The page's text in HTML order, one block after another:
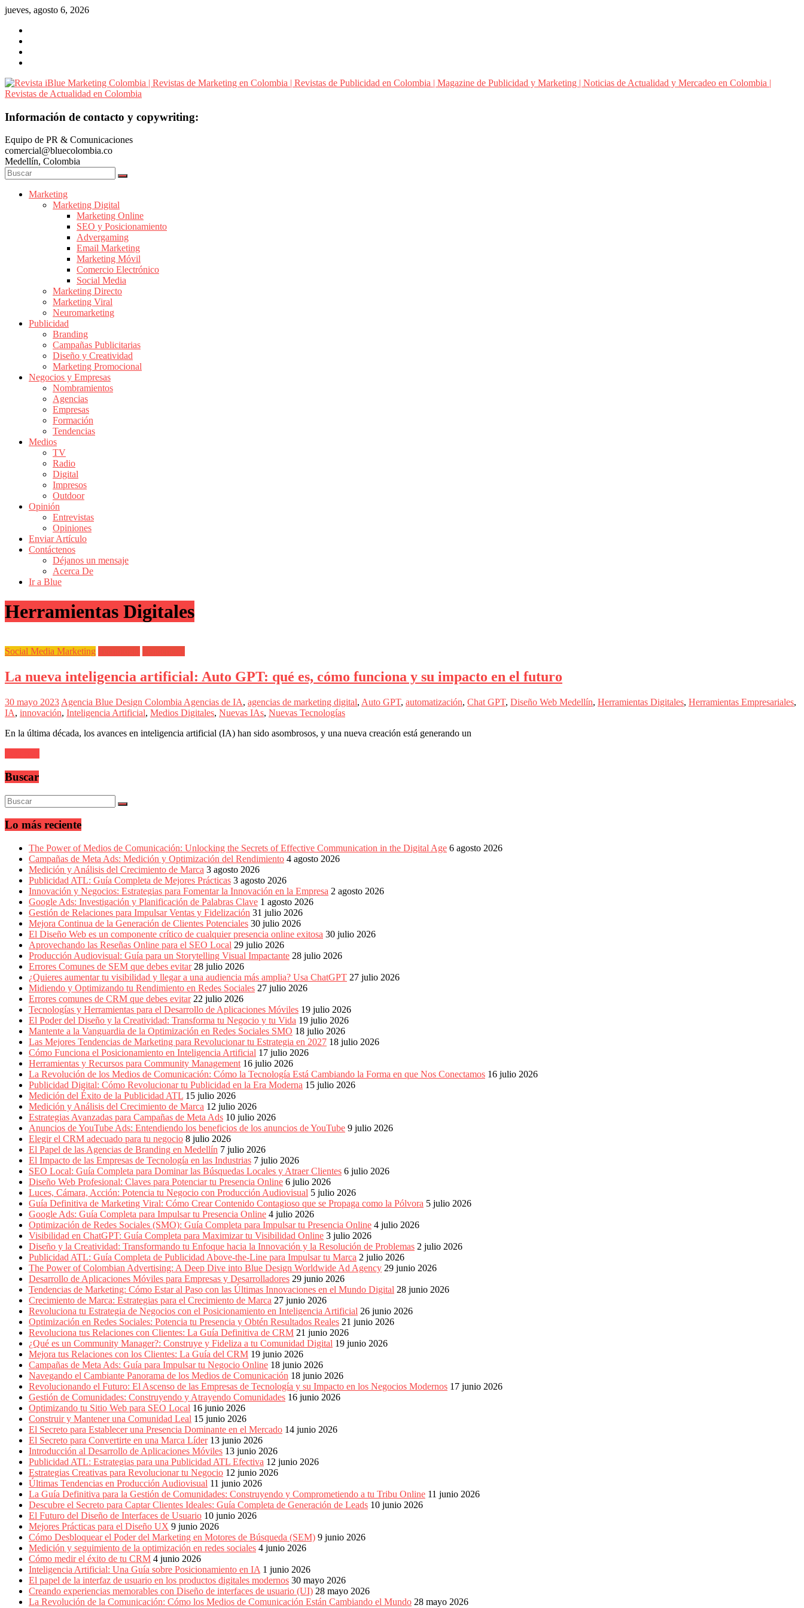
Saltar
contenido
jueves, agosto 6, 2026
Revista
Marketing
Colombia
|
Revistas
Marketing
Publicidad
Colombia
Magazine
Publicidad
Marketing
Noticias
Actualidad
Mercadeo
Colombia
Revistas
Actualidad
Colombia
Revista
iBlue
Marketing
de
Mercadeo
y
Medios
de
la
Agencia
Blue
Design
Colombia
y
sus
filiales
en
Latina
Una
mirada
estratégica
versátil
Marketing
LATAM
Bitácora
social
Mercadeo
Interactivo,
Medios,
Publicidad,
Marketing,
Campañas
Publicitarias,
Agencias,
Empresas,
Negocios,
Tendencias,
Trendings,
Dinero,
Economía,
Diseño
Web,
Móviles,
Estrategias
Digitales,
Estrategias
Publicitarias,
Alianzas,
Clientes,
Innovación,
Tecnología,
Noticias,
Artículos,
Gente,
Contenidos
Calidad,
Eventos
Marketing,
Mercadotecnia,
Eventos
Publicitarios,
Colecciónes,
Marcas,
Insigns,
Radio,
Creatividad,
SEO,
SEM,
Free
Press,
RRPP,
Spots,
Comerciales,
Periodismo,
Revistas,
Magazines
ATL,
BTL,
Periódicos
Información de contacto y copywriting:
Equipo de PR & Comunicaciones
comercial@bluecolombia.co
Medellín, Colombia
Marketing
Marketing Digital
Marketing Online
SEO y Posicionamiento
Advergaming
Email Marketing
Marketing Móvil
Comercio Electrónico
Social Media
Marketing Directo
Marketing Viral
Neuromarketing
Publicidad
Branding
Campañas Publicitarias
Diseño y Creatividad
Marketing Promocional
Negocios y Empresas
Nombramientos
Agencias
Empresas
Formación
Tendencias
Medios
TV
Radio
Digital
Impresos
Outdoor
Opinión
Entrevistas
Opiniones
Enviar Artículo
Contáctenos
Déjanos un mensaje
Acerca De
Ir a Blue
Herramientas Digitales
Social Media Marketing
La nueva inteligencia artificial: Auto GPT: qué es, cómo funciona y su impacto en el futuro
30 mayo 2023 Agencia Blue Design Colombia Agencias de IA, agencias de marketing digital, Auto GPT, automatización, Chat GPT, Diseño Web Medellín, Herramientas Digitales, Herramientas Empresariales,
IA, innovación, Inteligencia Artificial, Medios Digitales, Nuevas IAs, Nuevas Tecnologías
En la última década, los avances en inteligencia artificial (IA) han sido asombrosos, y una nueva creación está generando un
Buscar
Lo más reciente
The Power of Medios de Comunicación: Unlocking the Secrets of Effective Communication in the Digital Age 6 agosto 2026
Campañas de Meta Ads: Medición y Optimización del Rendimiento 4 agosto 2026
Medición y Análisis del Crecimiento de Marca 3 agosto 2026
Publicidad ATL: Guía Completa de Mejores Prácticas 3 agosto 2026
Innovación y Negocios: Estrategias para Fomentar la Innovación en la Empresa 2 agosto 2026
Google Ads: Investigación y Planificación de Palabras Clave 1 agosto 2026
Gestión de Relaciones para Impulsar Ventas y Fidelización 31 julio 2026
Mejora Continua de la Generación de Clientes Potenciales 30 julio 2026
El Diseño Web es un componente crítico de cualquier presencia online exitosa 30 julio 2026
Aprovechando las Reseñas Online para el SEO Local 29 julio 2026
Producción Audiovisual: Guía para un Storytelling Visual Impactante 28 julio 2026
Errores Comunes de SEM que debes evitar 28 julio 2026
¿Quieres aumentar tu visibilidad y llegar a una audiencia más amplia? Usa ChatGPT 27 julio 2026
Midiendo y Optimizando tu Rendimiento en Redes Sociales 27 julio 2026
Errores comunes de CRM que debes evitar 22 julio 2026
Tecnologías y Herramientas para el Desarrollo de Aplicaciones Móviles 19 julio 2026
El Poder del Diseño y la Creatividad: Transforma tu Negocio y tu Vida 19 julio 2026
Mantente a la Vanguardia de la Optimización en Redes Sociales SMO 18 julio 2026
Las Mejores Tendencias de Marketing para Revolucionar tu Estrategia en 2027 18 julio 2026
Cómo Funciona el Posicionamiento en Inteligencia Artificial 17 julio 2026
Herramientas y Recursos para Community Management 16 julio 2026
La Revolución de los Medios de Comunicación: Cómo la Tecnología Está Cambiando la Forma en que Nos Conectamos 16 julio 2026
Publicidad Digital: Cómo Revolucionar tu Publicidad en la Era Moderna 15 julio 2026
Medición del Éxito de la Publicidad ATL 15 julio 2026
Medición y Análisis del Crecimiento de Marca 12 julio 2026
Estrategias Avanzadas para Campañas de Meta Ads 10 julio 2026
Anuncios de YouTube Ads: Entendiendo los beneficios de los anuncios de YouTube 9 julio 2026
Elegir el CRM adecuado para tu negocio 8 julio 2026
El Papel de las Agencias de Branding en Medellín 7 julio 2026
El Impacto de las Empresas de Tecnología en las Industrias 7 julio 2026
SEO Local: Guía Completa para Dominar las Búsquedas Locales y Atraer Clientes 6 julio 2026
Diseño Web Profesional: Claves para Potenciar tu Presencia Online 6 julio 2026
Luces, Cámara, Acción: Potencia tu Negocio con Producción Audiovisual 5 julio 2026
Guía Definitiva de Marketing Viral: Cómo Crear Contenido Contagioso que se Propaga como la Pólvora 5 julio 2026
Google Ads: Guía Completa para Impulsar tu Presencia Online 4 julio 2026
Optimización de Redes Sociales (SMO): Guía Completa para Impulsar tu Presencia Online 4 julio 2026
Visibilidad en ChatGPT: Guía Completa para Maximizar tu Visibilidad Online 3 julio 2026
Diseño y la Creatividad: Transformando tu Enfoque hacia la Innovación y la Resolución de Problemas 2 julio 2026
Publicidad ATL: Guía Completa de Publicidad Above-the-Line para Impulsar tu Marca 2 julio 2026
The Power of Colombian Advertising: A Deep Dive into Blue Design Worldwide Ad Agency 29 junio 2026
Desarrollo de Aplicaciones Móviles para Empresas y Desarrolladores 29 junio 2026
Tendencias de Marketing: Cómo Estar al Paso con las Últimas Innovaciones en el Mundo Digital 28 junio 2026
Crecimiento de Marca: Estrategias para el Crecimiento de Marca 27 junio 2026
Revoluciona tu Estrategia de Negocios con el Posicionamiento en Inteligencia Artificial 26 junio 2026
Optimización en Redes Sociales: Potencia tu Presencia y Obtén Resultados Reales 21 junio 2026
Revoluciona tus Relaciones con Clientes: La Guía Definitiva de CRM 21 junio 2026
¿Qué es un Community Manager?: Construye y Fideliza a tu Comunidad Digital 19 junio 2026
Mejora tus Relaciones con los Clientes: La Guía del CRM 19 junio 2026
Campañas de Meta Ads: Guía para Impulsar tu Negocio Online 18 junio 2026
Navegando el Cambiante Panorama de los Medios de Comunicación 18 junio 2026
Revolucionando el Futuro: El Ascenso de las Empresas de Tecnología y su Impacto en los Negocios Modernos 17 junio 2026
Gestión de Comunidades: Construyendo y Atrayendo Comunidades 16 junio 2026
Optimizando tu Sitio Web para SEO Local 16 junio 2026
Construir y Mantener una Comunidad Leal 15 junio 2026
El Secreto para Establecer una Presencia Dominante en el Mercado 14 junio 2026
El Secreto para Convertirte en una Marca Líder 13 junio 2026
Introducción al Desarrollo de Aplicaciones Móviles 13 junio 2026
Publicidad ATL: Estrategias para una Publicidad ATL Efectiva 12 junio 2026
Estrategias Creativas para Revolucionar tu Negocio 12 junio 2026
Últimas Tendencias en Producción Audiovisual 11 junio 2026
La Guía Definitiva para la Gestión de Comunidades: Construyendo y Comprometiendo a tu Tribu Online 11 junio 2026
Descubre el Secreto para Captar Clientes Ideales: Guía Completa de Generación de Leads 10 junio 2026
El Futuro del Diseño de Interfaces de Usuario 10 junio 2026
Mejores Prácticas para el Diseño UX 9 junio 2026
Cómo Desbloquear el Poder del Marketing en Motores de Búsqueda (SEM) 9 junio 2026
Medición y seguimiento de la optimización en redes sociales 4 junio 2026
Cómo medir el éxito de tu CRM 4 junio 2026
Inteligencia Artificial: Una Guía sobre Posicionamiento en IA 1 junio 2026
El papel de la interfaz de usuario en los productos digitales modernos 30 mayo 2026
Creando experiencias memorables con Diseño de interfaces de usuario (UI) 28 mayo 2026
La Revolución de la Comunicación: Cómo los Medios de Comunicación Están Cambiando el Mundo 28 mayo 2026